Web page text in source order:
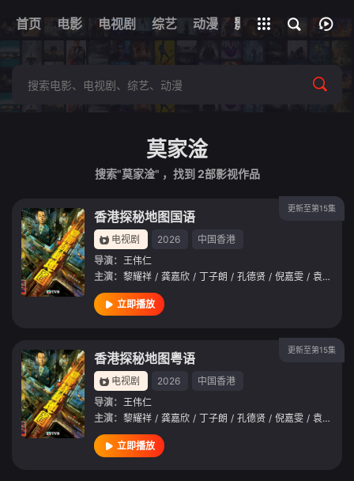
首页 电影 电视剧 综艺 动漫 影视
全部影片
莫家淦
搜索"莫家淦" ，找到 2部影视作品
更新至第15集
香港探秘地图国语
电视剧 2026
中国香港
导演： 王伟仁
主演： 黎耀祥 / 龚嘉欣 / 丁子朗 / 孔德贤 / 倪嘉雯 / 袁文杰
立即播放
更新至第15集
香港探秘地图粤语
电视剧 2026
中国香港
导演： 王伟仁
主演： 黎耀祥 / 龚嘉欣 / 丁子朗 / 孔德贤 / 倪嘉雯 / 袁文杰
立即播放